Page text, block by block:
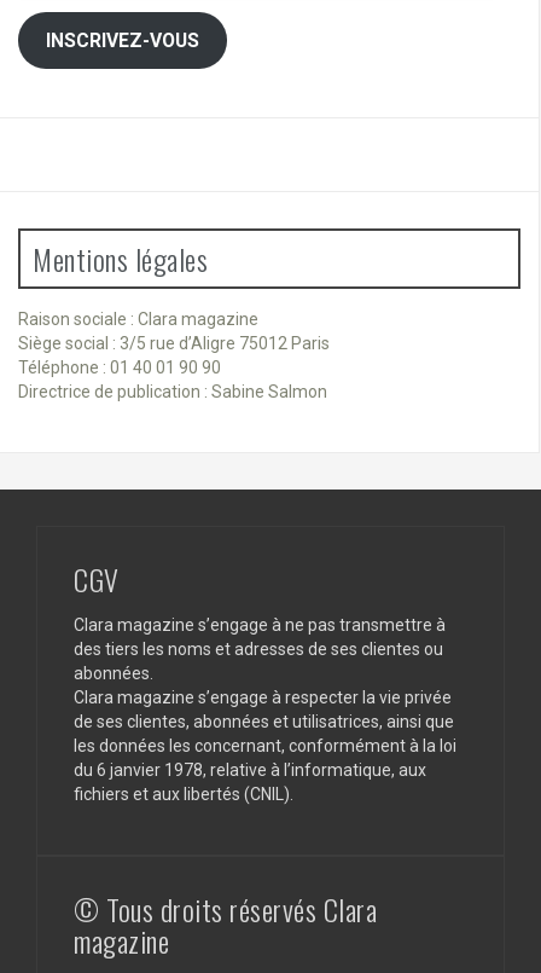
INSCRIVEZ-VOUS
Mentions légales
Raison sociale : Clara magazine
Siège social : 3/5 rue d’Aligre 75012 Paris
Téléphone : 01 40 01 90 90
Directrice de publication : Sabine Salmon
CGV
Clara magazine s’engage à ne pas transmettre à
des tiers les noms et adresses de ses clientes ou
abonnées.
Clara magazine s’engage à respecter la vie privée
de ses clientes, abonnées et utilisatrices, ainsi que
les données les concernant, conformément à la loi
du 6 janvier 1978, relative à l’informatique, aux
fichiers et aux libertés (CNIL).
© Tous droits réservés Clara
magazine